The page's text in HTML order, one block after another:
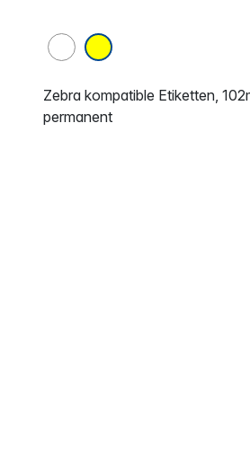
Zebra kompatible Etiketten,
permanent